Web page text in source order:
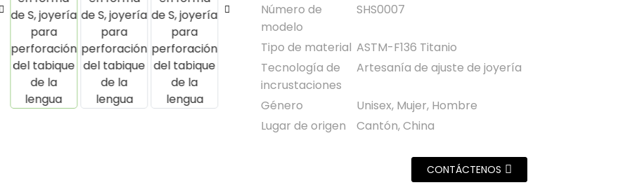
Número de
modelo
SHS0007
Tipo de material ASTM-F136 Titanio
Tecnología de
incrustaciones
Artesanía de ajuste de joyería
Género
Unisex, Mujer, Hombre
Lugar de origen
Cantón, China
CONTÁCTENOS